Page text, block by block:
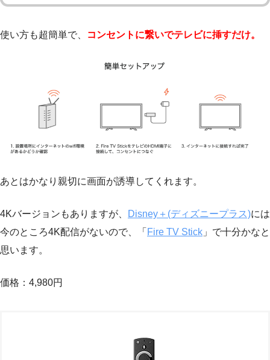
使い方も超簡単で、 コンセントに繋いでテレビに挿すだけ。
あとはかなり親切に画面が誘導してくれます。
4Kバージョンもありますが、 Disney＋(ディズニープラス)には
今のところ4K配信がないので、「 Fire TV Stick 」で十分かなと
思います。
価格：4,980円